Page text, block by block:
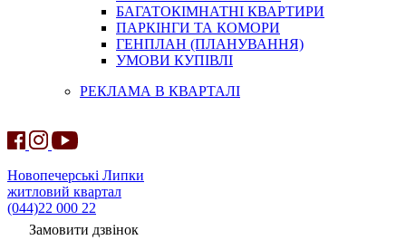
БАГАТОКІМНАТНІ КВАРТИРИ
ПАРКІНГИ ТА КОМОРИ
ГЕНПЛАН (ПЛАНУВАННЯ)
УМОВИ КУПІВЛІ
РЕКЛАМА В КВАРТАЛІ
Новопечерські Липки
житловий квартал
(044)22 000 22
Замовити дзвінок